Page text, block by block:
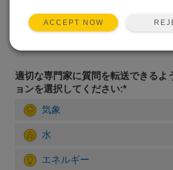
適切な専門家に質問を転送できるよ
ョンを選択してください:*
気象
水
エネルギー
ACCEPT NOW